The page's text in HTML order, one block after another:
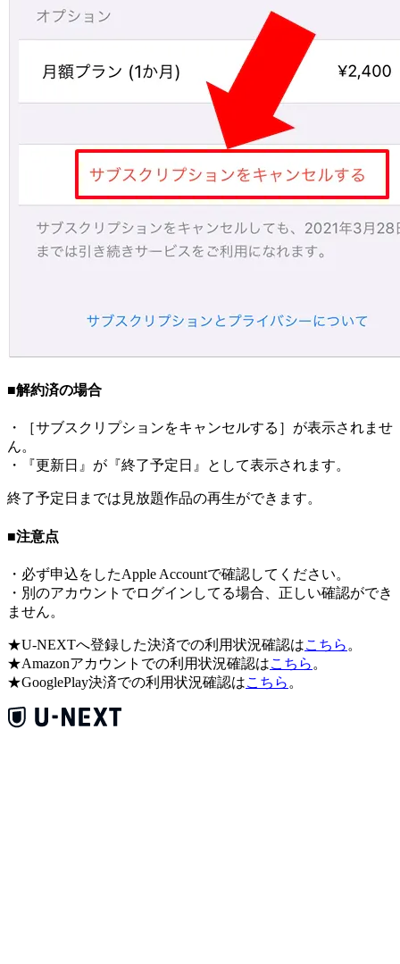
■解約済の場合
・［サブスクリプションをキャンセルする］が表示されませ
ん。
・『更新日』が『終了予定日』として表示されます。
終了予定日までは見放題作品の再生ができます。
■注意点
・必ず申込をしたApple Accountで確認してください。
・別のアカウントでログインしてる場合、正しい確認ができ
ません。
★U-NEXTへ登録した決済での利用状況確認はこちら 。
★Amazonアカウントでの利用状況確認はこちら 。
★GooglePlay決済での利用状況確認はこちら 。